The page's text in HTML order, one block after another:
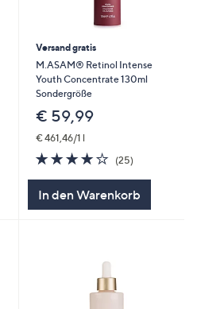
Versand gratis
M.ASAM® Retinol Intense
Youth Concentrate 130ml
Sondergröße
€ 59,99
€ 461,46/1 l
3.9
von
(25)25
In den Warenkorb